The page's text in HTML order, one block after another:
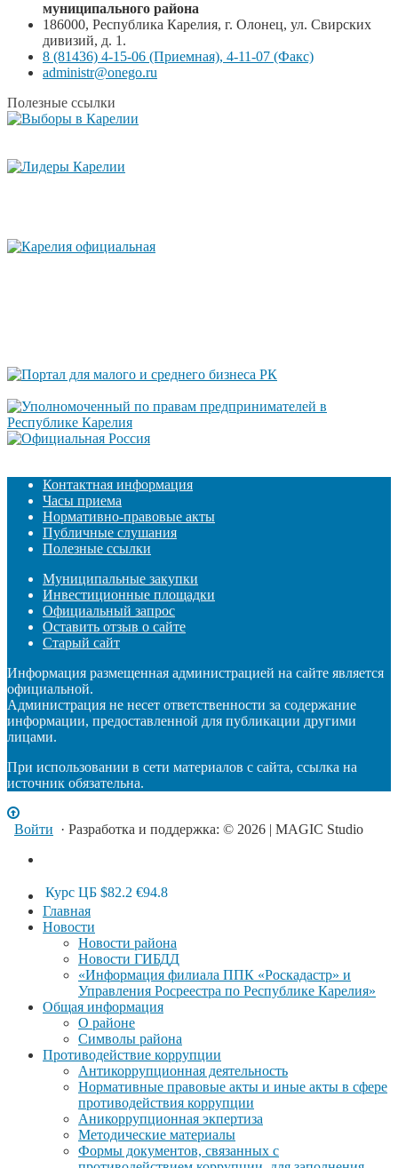
муниципального района
186000, Республика Карелия, г. Олонец, ул. Свирских
дивизий, д. 1.
8 (81436) 4-15-06 (Приемная), 4-11-07 (Факс)
administr@onego.ru
Полезные ссылки
Контактная информация
Часы приема
Нормативно-правовые акты
Публичные слушания
Полезные ссылки
Муниципальные закупки
Инвестиционные площадки
Официальный запрос
Оставить отзыв о сайте
Старый сайт
Информация размещенная администрацией на сайте является
официальной.
Администрация не несет ответственности за содержание
информации, предоставленной для публикации другими
лицами.
При использовании в сети материалов с сайта, ссылка на
источник обязательна.
Войти · Разработка и поддержка: © 2026 | MAGIC Studio
Курс ЦБ $82.2 €94.8
Главная
Новости
Новости района
Новости ГИБДД
«Информация филиала ППК «Роскадастр» и
Управления Росреестра по Республике Карелия»
Общая информация
О районе
Символы района
Противодействие коррупции
Антикоррупционная деятельность
Нормативные правовые акты и иные акты в сфере
противодействия коррупции
Аникоррупционная экпертиза
Методические материалы
Формы документов, связанных с